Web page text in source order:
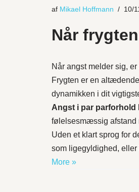
af Mikael Hoffmann 10/
Når
Når angst melder sig,
Frygten er en
dynamikken i dit
Angst i par parforhold
følelsesmæssig afstand
Uden et klart sprog for
som ligegyldighed, eller
More »